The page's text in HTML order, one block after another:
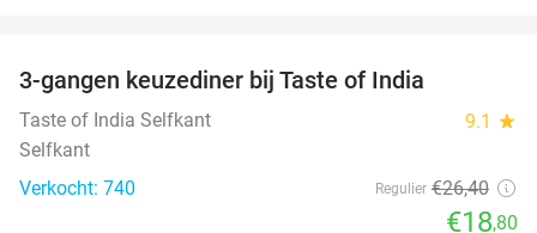
3-gangen keuzediner bij Taste of India
Taste of India Selfkant 9.1 star
Selfkant
Verkocht: 740
Regulier €26,40
€18,80